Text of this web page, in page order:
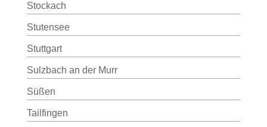
Stockach
Stutensee
Stuttgart
Sulzbach an der Murr
Süßen
Tailfingen